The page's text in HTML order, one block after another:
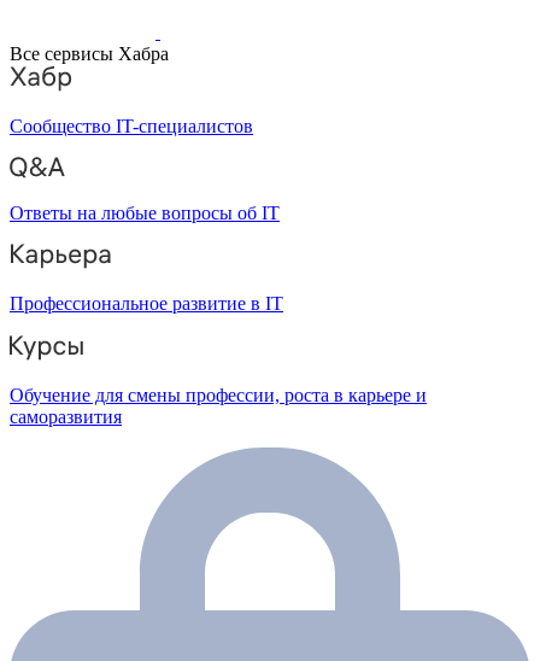
Все сервисы Хабра
Сообщество IT-специалистов
Ответы на любые вопросы об IT
Профессиональное развитие в IT
Обучение для смены профессии, роста в карьере и
саморазвития